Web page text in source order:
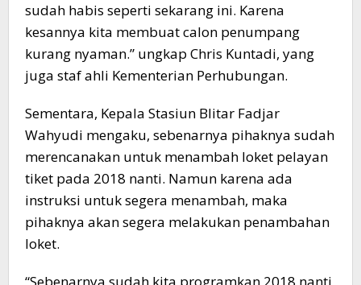
sudah habis seperti sekarang ini. Karena
kesannya kita membuat calon penumpang
kurang nyaman.” ungkap Chris Kuntadi, yang
juga staf ahli Kementerian Perhubungan.
Sementara, Kepala Stasiun Blitar Fadjar
Wahyudi mengaku, sebenarnya pihaknya sudah
merencanakan untuk menambah loket pelayan
tiket pada 2018 nanti. Namun karena ada
instruksi untuk segera menambah, maka
pihaknya akan segera melakukan penambahan
loket.